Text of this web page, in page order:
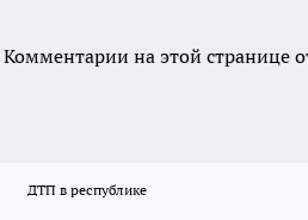
Комментарии на этой странице
ДТП в республике